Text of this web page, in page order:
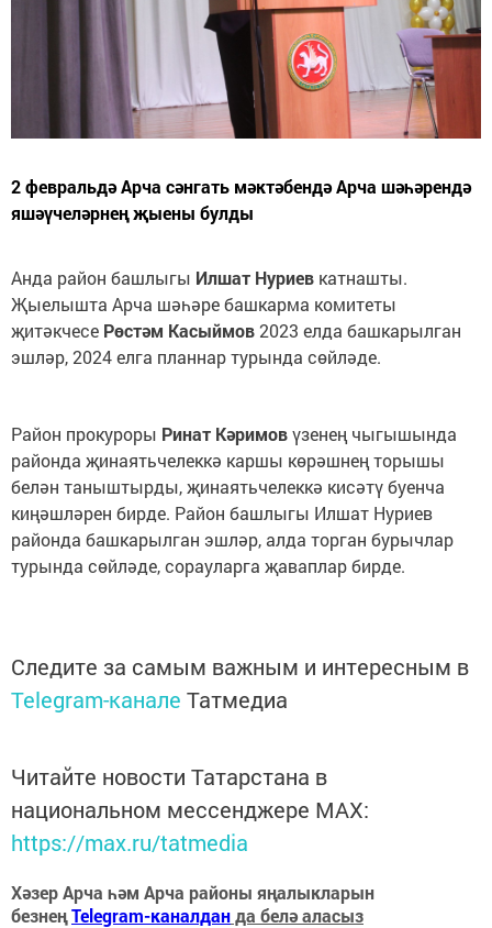
2 февральдә Арча сәнгать мәктәбендә Арча шәһәрендә
яшәүчеләрнең җыены булды
Анда район башлыгы Илшат Нуриев катнашты.
Җыелышта Арча шәһәре башкарма комитеты
җитәкчесе Рөстәм Касыймов 2023 елда башкарылган
эшләр, 2024 елга планнар турында сөйләде.
Район прокуроры Ринат Кәримовүзенең чыгышында
районда җинаятьчелеккә каршы көрәшнең торышы
белән таныштырды, җинаятьчелеккә кисәтү буенча
киңәшләрен бирде. Район башлыгы Илшат Нуриев
районда башкарылган эшләр, алда торган бурычлар
турында сөйләде, сорауларга җаваплар бирде.
Следите за самым важным и интересным в
Telegram-канале Татмедиа
Читайте новости Татарстана в
национальном мессенджере MАХ:
https://max.ru/tatmedia
Хәзер Арча һәм Арча районы яңалыкларын
безнеңTelegram-каналданда белә аласыз